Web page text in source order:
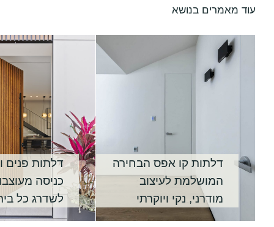
עוד מאמרים בנושא
דלתות קו אפס הבחירה
המושלמת לעיצוב
מודרני, נקי ויוקרתי
דלתות פנים
כניסה
לשדרג כל